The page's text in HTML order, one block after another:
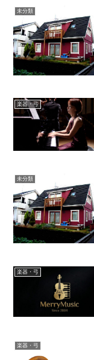
未分類
楽器・弓
未分類
楽器・弓
楽器・弓